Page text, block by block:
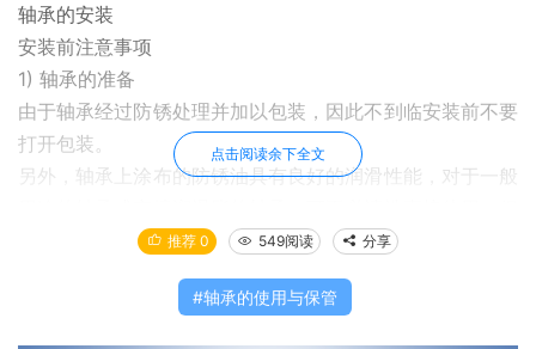
轴承的安装
安装前注意事项
1) 轴承的准备
由于轴承经过防锈处理并加以包装，因此不到临安装前不要
打开包装。
另外，轴承上涂布的防锈油具有良好的润滑性能，对于一般
对于仪表用轴承或用于高速旋转的轴承，应用清洁的清洗油
将防锈油洗去，这时轴承容易生锈，不可长时间放置。
2) 轴与外壳的检验
点击阅读余下全文
推荐 0 549阅读 分享
轴承的使用与保管